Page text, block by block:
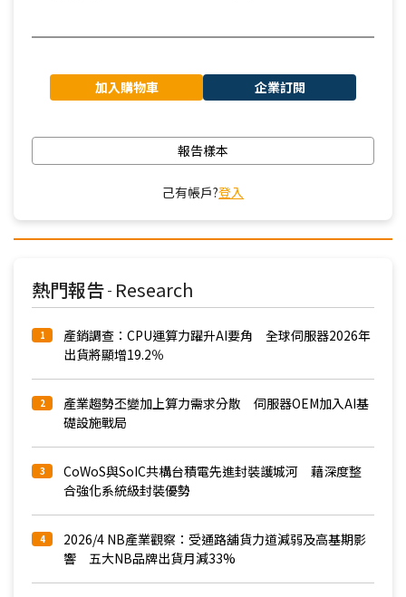
加入購物車 企業訂閱
報告樣本
己有帳戶?登入
熱門報告 - Research
1
產銷調查：CPU運算力躍升AI要角 全球伺服器2026年
出貨將顯增19.2％
2
產業趨勢丕變加上算力需求分散 伺服器OEM加入AI基
礎設施戰局
3
CoWoS與SoIC共構台積電先進封裝護城河 藉深度整
合強化系統級封裝優勢
4
2026/4 NB產業觀察：受通路舖貨力道減弱及高基期影
響 五大NB品牌出貨月減33%